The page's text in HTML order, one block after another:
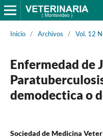
Inicio / Archivos / Vol. 12
Enfermedad de
demodectica o
Sociedad de Medicina